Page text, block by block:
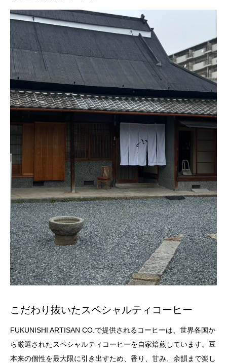
こだわり抜いたスペシャルティコーヒー
FUKUNISHI ARTISAN CO.で提供されるコーヒーは、世界各国か
ら厳選されたスペシャルティコーヒーを自家焙煎しています。豆
本来の個性を最大限に引き出すため、香り、甘み、余韻まで楽し